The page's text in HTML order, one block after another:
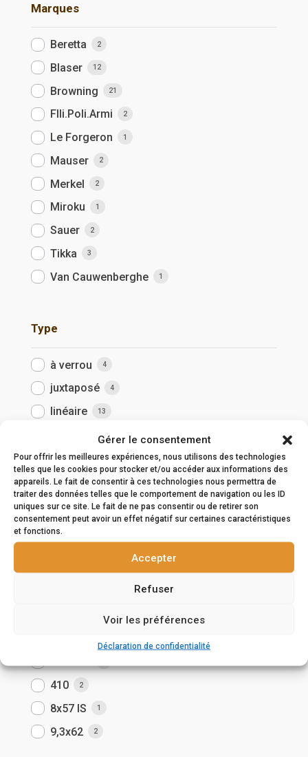
Gérer le consentement
Pour offrir les meilleures expériences, nous utilisons des technologies
telles que les cookies pour stocker et/ou accéder aux informations des
appareils. Le fait de consentir à ces technologies nous permettra de
traiter des données telles que le comportement de navigation ou les ID
uniques sur ce site. Le fait de ne pas consentir ou de retirer son
consentement peut avoir un effet négatif sur certaines caractéristiques
et fonctions.
Accepter
Refuser
Voir les préférences
Déclaration de confidentialité
Marques
Beretta 2
Blaser 12
Browning 21
Flli.Poli.Armi 2
Le Forgeron 1
Mauser 2
Merkel 2
Miroku 1
Sauer 2
Tikka 3
Van Cauwenberghe 1
Type
à verrou 4
juxtaposé 4
linéaire 13
semi-automatique
superposé 19
Calibres
12
1
410 2
8x57 IS 1
9,3x62 2